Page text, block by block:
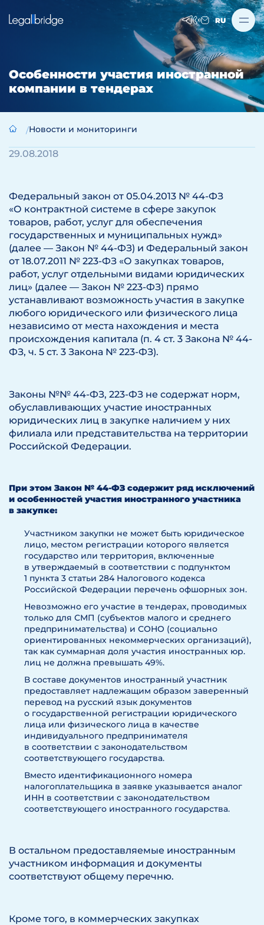
RU
Особенности участия иностранной
компании в тендерах
Новости и мониторинги
29.08.2018
Федеральный закон от 05.04.2013 № 44-ФЗ
«О контрактной системе в сфере закупок
товаров, работ, услуг для обеспечения
государственных и муниципальных нужд»
(далее — Закон № 44-ФЗ) и Федеральный закон
от 18.07.2011 № 223-ФЗ «О закупках товаров,
работ, услуг отдельными видами юридических
лиц» (далее — Закон № 223-ФЗ) прямо
устанавливают возможность участия в закупке
любого юридического или физического лица
независимо от места нахождения и места
происхождения капитала (п. 4 ст. 3 Закона № 44-
ФЗ, ч. 5 ст. 3 Закона № 223-ФЗ).
Законы №№ 44-ФЗ, 223-ФЗ не содержат норм,
обуславливающих участие иностранных
юридических лиц в закупке наличием у них
филиала или представительства на территории
Российской Федерации.
При этом Закон № 44-ФЗ содержит ряд исключений
и особенностей участия иностранного участника
в закупке:
Участником закупки не может быть юридическое
лицо, местом регистрации которого является
государство или территория, включенные
в утверждаемый в соответствии с подпунктом
1 пункта 3 статьи 284 Налогового кодекса
Российской Федерации перечень офшорных зон.
Невозможно его участие в тендерах, проводимых
только для СМП (субъектов малого и среднего
предпринимательства) и СОНО (социально
ориентированных некоммерческих организаций),
так как суммарная доля участия иностранных юр.
лиц не должна превышать 49%.
В составе документов иностранный участник
предоставляет надлежащим образом заверенный
перевод на русский язык документов
о государственной регистрации юридического
лица или физического лица в качестве
индивидуального предпринимателя
в соответствии с законодательством
соответствующего государства.
Вместо идентификационного номера
налогоплательщика в заявке указывается аналог
ИНН в соответствии с законодательством
соответствующего иностранного государства.
В остальном предоставляемые иностранным
участником информация и документы
соответствуют общему перечню.
Кроме того, в коммерческих закупках